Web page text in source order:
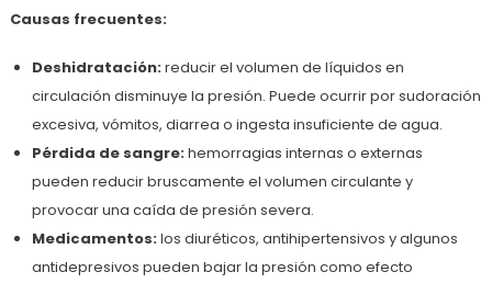
Causas frecuentes:
Deshidratación:reducir el volumen de líquidos en
circulación disminuye la presión. Puede ocurrir por sudoración
excesiva, vómitos, diarrea o ingesta insuficiente de agua.
Pérdida de sangre:hemorragias internas o externas
pueden reducir bruscamente el volumen circulante y
provocar una caída de presión severa.
Medicamentos:los diuréticos, antihipertensivos y algunos
antidepresivos pueden bajar la presión como efecto